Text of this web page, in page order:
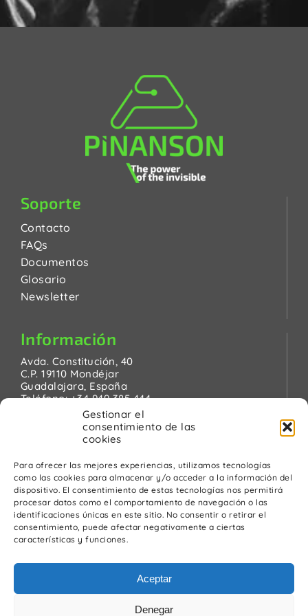
Gestionar el
consentimiento de las
cookies
Para ofrecer las mejores experiencias, utilizamos tecnologías
como las cookies para almacenar y/o acceder a la información del
dispositivo. El consentimiento de estas tecnologías nos permitirá
procesar datos como el comportamiento de navegación o las
identificaciones únicas en este sitio. No consentir o retirar el
consentimiento, puede afectar negativamente a ciertas
características y funciones.
Aceptar
Denegar
Soporte
Contacto
FAQs
Documentos
Glosario
Newsletter
Información
Avda. Constitución, 40
C.P. 19110 Mondéjar
Guadalajara, España
Teléfono:+34 949 385 444
pinanson@pinanson.eu
Legal
Política de Privacidad
Advertencia Legal
Política de cookies
Política de calidad y medio ambiente